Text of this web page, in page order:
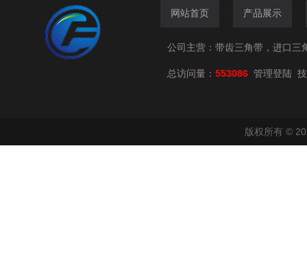
网站首页 产品展示
公司主营：带齿三角带，进口三
总访问量： 553086 管理登陆
版权所有 ©